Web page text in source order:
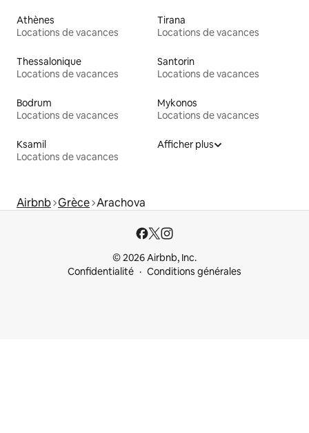
Athènes
Locations de vacances
Tirana
Locations de vacances
Thessalonique
Locations de vacances
Santorin
Locations de vacances
Bodrum
Locations de vacances
Mykonos
Locations de vacances
Ksamil
Locations de vacances
Afficher plus
Airbnb Grèce Arachova
© 2026 Airbnb, Inc.
Confidentialité
Conditions générales